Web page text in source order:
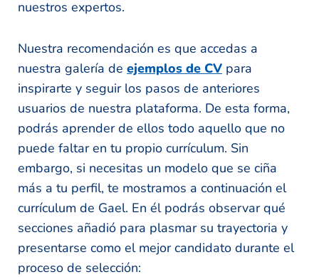
nuestros expertos.
Nuestra recomendación es que accedas a
nuestra galería de ejemplos de CV para
inspirarte y seguir los pasos de anteriores
usuarios de nuestra plataforma. De esta forma,
podrás aprender de ellos todo aquello que no
puede faltar en tu propio currículum. Sin
embargo, si necesitas un modelo que se ciña
más a tu perfil, te mostramos a continuación el
currículum de Gael. En él podrás observar qué
secciones añadió para plasmar su trayectoria y
presentarse como el mejor candidato durante el
proceso de selección: